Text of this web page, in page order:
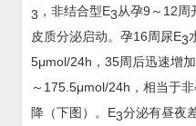
3 ，非结合型E3从孕9～12周
皮质分泌启动。孕16周尿E3
5μmol/24h，35周后迅速增
～175.5μmol/24h，相当于
降（下图）。E3分泌有昼夜